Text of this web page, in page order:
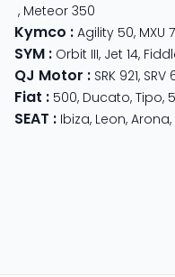
, Meteor 350
Kymco : Agility 50, MXU
SYM : Orbit III, Jet 14,
QJ Motor : SRK 921, SRV
Fiat : 500, Ducato, Tipo,
SEAT : Ibiza, Leon, Arona,